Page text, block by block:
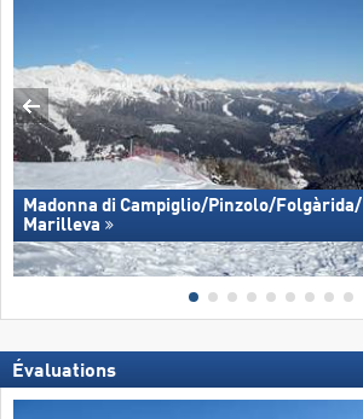
Madonna di Campiglio/​Pinzolo/​Folgàrida/​
Marilleva
Évaluations